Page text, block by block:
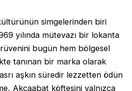
simgelerinden biri
yılında mütevazı bir lokanta
bugün hem bölgesel
tanınan bir marka olarak
aşkın süredir lezzetten ödün
Akçaabat köftesini yalnızca